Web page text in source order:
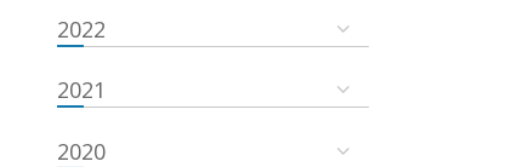
2022
2021
2020